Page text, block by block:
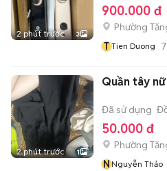
2 phút trước 3
900.000 đ
Phường
T Tien Duong 7
2 phút trước 1
Quần tây
Đã sử dụng
50.000 đ
Phường
NNguyễn Thảo